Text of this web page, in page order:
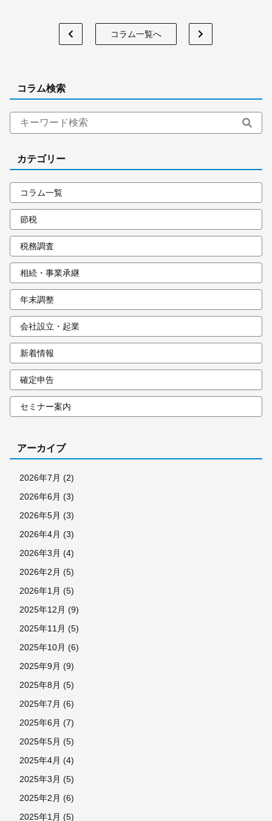
コラム一覧へ
コラム検索
カテゴリー
コラム一覧
節税
税務調査
相続・事業承継
年末調整
会社設立・起業
新着情報
確定申告
セミナー案内
アーカイブ
2026年7月 (2)
2026年6月 (3)
2026年5月 (3)
2026年4月 (3)
2026年3月 (4)
2026年2月 (5)
2026年1月 (5)
2025年12月 (9)
2025年11月 (5)
2025年10月 (6)
2025年9月 (9)
2025年8月 (5)
2025年7月 (6)
2025年6月 (7)
2025年5月 (5)
2025年4月 (4)
2025年3月 (5)
2025年2月 (6)
2025年1月 (5)